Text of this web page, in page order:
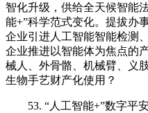
智化升级，供给全天候智能
能+”科学范式变化。提拔办
企业引进人工智能智能检测
企业推进以智能体为焦点的
械人、外骨骼、机械臂、义
生物手艺财产化使用？
53. “人工智能+”数字平安